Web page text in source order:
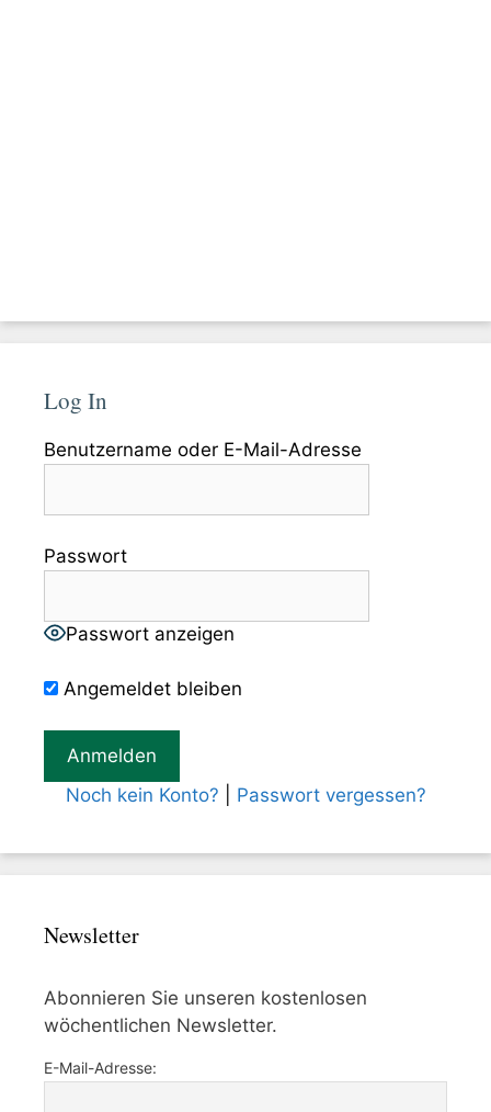
Log In
Benutzername oder E-Mail-Adresse
Passwort
Passwort anzeigen
Angemeldet bleiben
Noch kein Konto? Passwort vergessen?
Newsletter
Abonnieren Sie unseren kostenlosen
wöchentlichen Newsletter.
E-Mail-Adresse: